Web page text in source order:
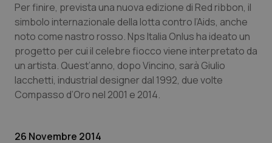
Sicilia
Toscana
Umbria
Valle D’Aosta
Veneto
Neuroscienze & patologie neurodegenerative
Obesità
Oftalmologia
Oncodermatologia
Oncoematologia
Per finire, prevista una nuova edizione di Red ribbon, il
simbolo internazionale della lotta contro l’Aids, anche
noto come nastro rosso. Nps Italia Onlus ha ideato un
progetto per cui il celebre fiocco viene interpretato da
un artista. Quest’anno, dopo Vincino, sarà Giulio
Iacchetti, industrial designer dal 1992, due volte
Compasso d’Oro nel 2001 e 2014.
26 Novembre 2014